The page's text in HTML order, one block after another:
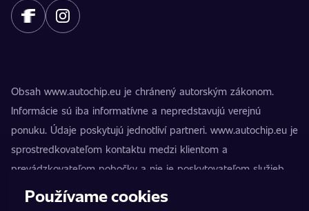
Obsah www.autochip.eu je chránený autorským zákonom.
Informácie sú iba informatívne a nepredstavujú verejnú
ponuku. Údaje poskytujú jednotliví partneri. www.autochip.eu je
sprostredkovateľom kontaktu medzi klientom a
prevádzkovateľom pobočky a nie je poskytovateľom služieb.
AutoChip® je registrovaná ochranná známka Petra Kučeru.
Používame cookies